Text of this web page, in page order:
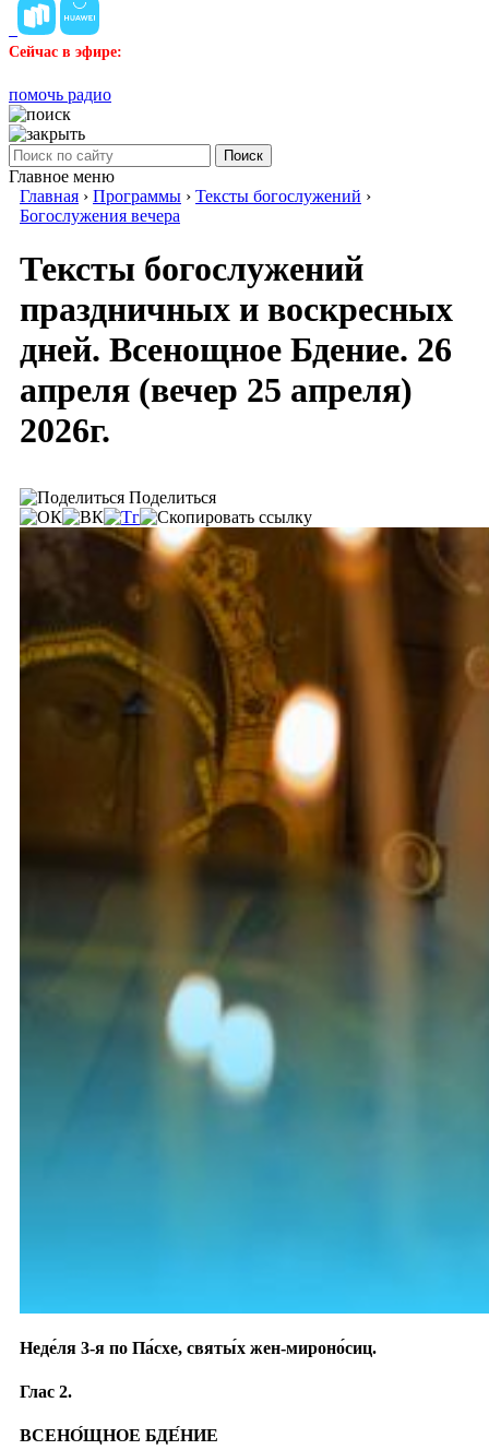
Сейчас в эфире:
помочь радио
Поиск
Главное меню
Главная › Программы › Тексты богослужений ›
Богослужения вечера
Тексты богослужений
праздничных и воскресных
дней. Всенощное Бдение. 26
апреля (вечер 25 апреля)
2026г.
Поделиться
Неде́ля 3-я по Па́схе, святы́х жен-мироно́сиц.
Глас 2.
ВСЕНО́ЩНОЕ БДЕ́НИЕ